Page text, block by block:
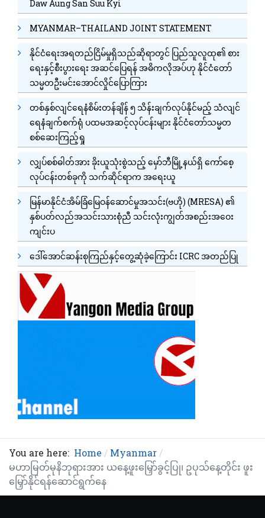
Daw Aung San Suu Kyi
MYANMAR–THAILAND JOINT STATEMENT
နိုင်ငံရေးအရတည်ငြိမ်မှုရှိသည်ဆိုရာတွင် ပြည်သူလူထု၏ စား
ရေးနှင့်စီးပွားရေး အဆင်ပြေရန် အဓိကလိုအပ်ဟု နိုင်ငံတော်
သမ္မတဦးမင်းအောင်လှိုင်ပြောကြား
တစ်နှစ်လျင်ရေနံစိမ်းတန်ချိန် ၅ သိန်းချက်လုပ်နိုင်မည့် သံလျင်
ရေနံချက်စက်ရုံ ပထမအဆင့်လုပ်ငန်းများ နိုင်ငံတော်သမ္မတ
စစ်ဆေးကြည့်ရှု
လျှပ်စစ်ဓါတ်အား ခိုးယူသုံးစွဲသည့် မှော်ဘီမြို့နယ်ရှိ ကော်စေ့
လုပ်ငန်းတစ်ခုကို သက်ဆိုင်ရာက အရေးယူ
မြန်မာနိုင်ငံအိမ်ခြံမြေဝန်ဆောင်မှုအသင်း(ဗဟို) (MRESA) ၏
နှစ်ပတ်လည်အသင်းသားစုံညီ သင်းလုံးကျွတ်အစည်းအဝေး
ကျင်းပ
ဒေါ်အောင်ဆန်းစုကြည်နှင့်တွေ့ဆုံခဲ့ကြောင်း ICRC အတည်ပြု
You are here: Home
Myanmar
မဟာမြတ်မုနိဘုရားအား ယနေ့ဖူးမြှော်ခွင့်ပြု၊ ဥပုသ်နေ့တိုင်း ဖူး
မြှော်နိုင်ရန်ဆောင်ရွက်နေ